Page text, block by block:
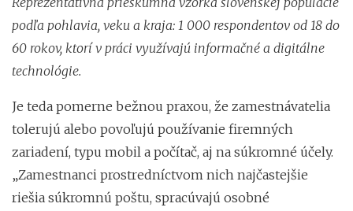
podľa pohlavia, veku a kraja: 1 000 respondentov od 18 do
60 rokov, ktorí v práci využívajú informačné a digitálne
technológie.
Je teda pomerne bežnou praxou, že zamestnávatelia
tolerujú alebo povoľujú používanie firemných
zariadení, typu mobil a počítač, aj na súkromné účely.
„Zamestnanci prostredníctvom nich najčastejšie
riešia súkromnú poštu, spracúvajú osobné